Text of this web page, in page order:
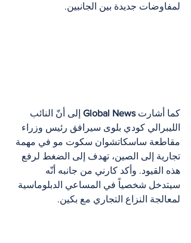
لمفاوضات جديدة بين الجانبين.
كما أشارت Global News إلى أنّ النائب
الليبرالي كودي بلوى سيرافق رئيس وزراء
مقاطعة ساسكاتشوان سكوت مو في مهمة
تجارية إلى الصين، تهدف إلى الضغط لرفع
هذه القيود. وأكد كارني من جانبه أنّه
سيتدخل شخصياً في المساعي الدبلوماسية
لمعالجة النزاع التجاري مع بكين.